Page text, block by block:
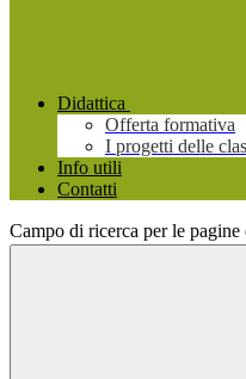
Didattica
Offerta formativa
I progetti delle
Info utili
Contatti
Campo di ricerca per le pagine